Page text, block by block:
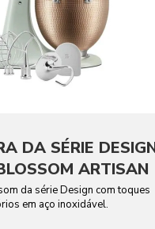
DA SÉRIE
ARTISAN
da série Design com toques
em aço inoxidável.